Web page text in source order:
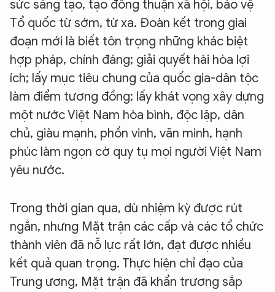
sức sáng tạo, tạo đồng thuận xã hội, bảo vệ
Tổ quốc từ sớm, từ xa. Đoàn kết trong giai
đoạn mới là biết tôn trọng những khác biệt
hợp pháp, chính đáng; giải quyết hài hòa lợi
ích; lấy mục tiêu chung của quốc gia-dân tộc
làm điểm tương đồng; lấy khát vọng xây dựng
một nước Việt Nam hòa bình, độc lập, dân
chủ, giàu mạnh, phồn vinh, văn minh, hạnh
phúc làm ngọn cờ quy tụ mọi người Việt Nam
yêu nước.
Trong thời gian qua, dù nhiệm kỳ được rút
ngắn, nhưng Mặt trận các cấp và các tổ chức
thành viên đã nỗ lực rất lớn, đạt được nhiều
kết quả quan trọng. Thực hiện chỉ đạo của
Trung ương, Mặt trận đã khẩn trương sắp